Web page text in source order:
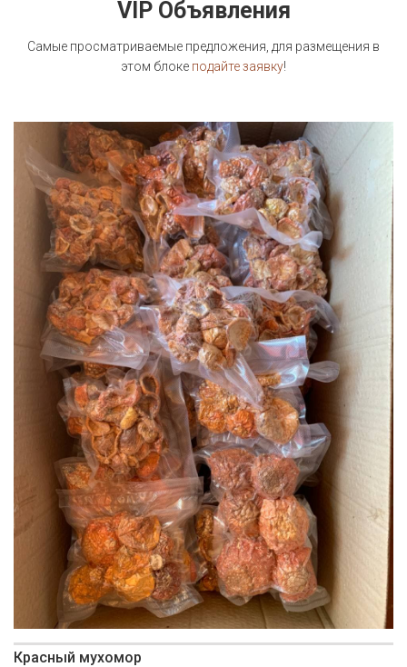
VIP Объявления
Самые просматриваемые предложения, для размещения в
этом блоке подайте заявку!
Красный мухомор